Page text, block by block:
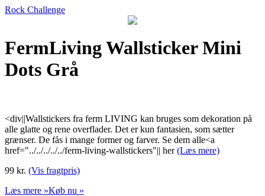
Rock Challenge
FermLiving Wallsticker Mini
Dots Grå
<div||Wallstickers fra ferm LIVING kan bruges som dekoration på
alle glatte og rene overflader. Det er kun fantasien, som sætter
grænser. De fås i mange former og farver. Se dem alle<a
href="../../../../../ferm-living-wallstickers"|| her(Læs mere)
99 kr. (Vis fragtpris)
Læs mere »Køb nu »